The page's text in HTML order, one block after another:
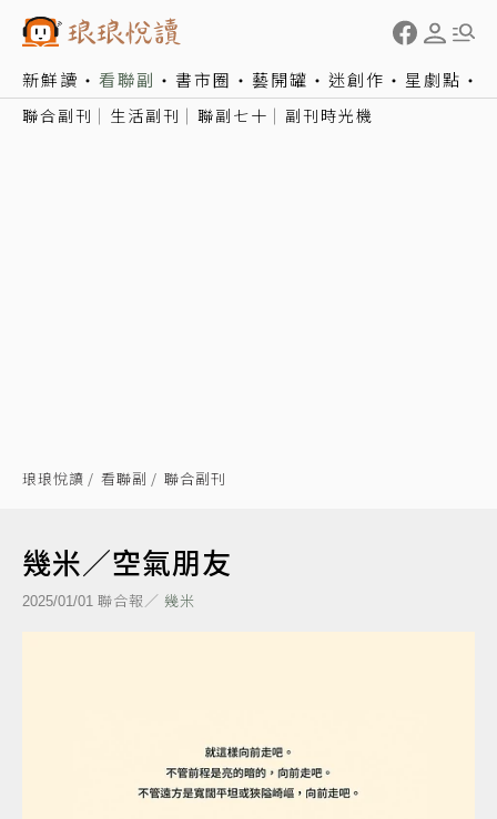
新鮮讀 看聯副 書市圈 藝開罐 迷創作 星劇點
聯合副刊 生活副刊 聯副七十 副刊時光機
琅琅悅讀 看聯副 聯合副刊
幾米／空氣朋友
2025/01/01 聯合報／ 幾米